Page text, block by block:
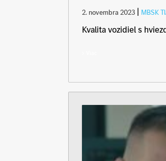
2. novembra 2023 | MBSK
Kvalita vozidiel s